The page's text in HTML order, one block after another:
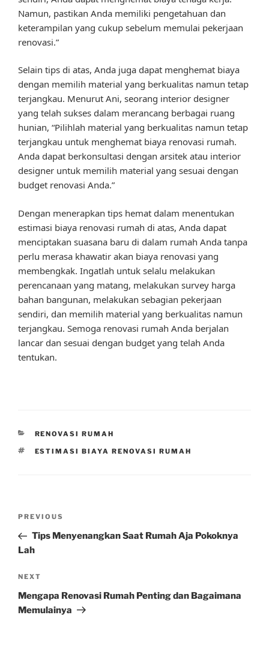
Namun, pastikan Anda memiliki pengetahuan dan
keterampilan yang cukup sebelum memulai pekerjaan
renovasi.”
Selain tips di atas, Anda juga dapat menghemat biaya
dengan memilih material yang berkualitas namun tetap
terjangkau. Menurut Ani, seorang interior designer
yang telah sukses dalam merancang berbagai ruang
hunian, “Pilihlah material yang berkualitas namun tetap
terjangkau untuk menghemat biaya renovasi rumah.
Anda dapat berkonsultasi dengan arsitek atau interior
designer untuk memilih material yang sesuai dengan
budget renovasi Anda.”
Dengan menerapkan tips hemat dalam menentukan
estimasi biaya renovasi rumah di atas, Anda dapat
menciptakan suasana baru di dalam rumah Anda tanpa
perlu merasa khawatir akan biaya renovasi yang
membengkak. Ingatlah untuk selalu melakukan
perencanaan yang matang, melakukan survey harga
bahan bangunan, melakukan sebagian pekerjaan
sendiri, dan memilih material yang berkualitas namun
terjangkau. Semoga renovasi rumah Anda berjalan
lancar dan sesuai dengan budget yang telah Anda
tentukan.
CATEGORIES
RENOVASI RUMAH
TAGS
ESTIMASI BIAYA RENOVASI RUMAH
Previous
Post
PREVIOUS
Tips Menyenangkan Saat Rumah Aja Pokoknya
Lah
Next
Post
NEXT
Mengapa Renovasi Rumah Penting dan Bagaimana
Memulainya